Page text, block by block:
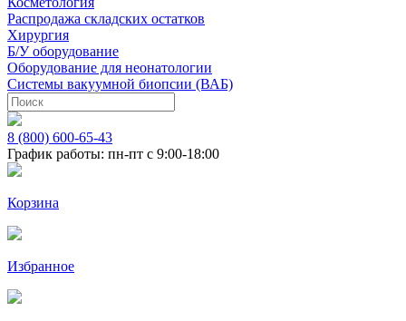
Распродажа складских остатков
Хирургия
Б/У оборудование
Оборудование для неонатологии
Системы вакуумной биопсии (ВАБ)
8 (800) 600-65-43
График работы: пн-пт с 9:00-18:00
Корзина
Избранное